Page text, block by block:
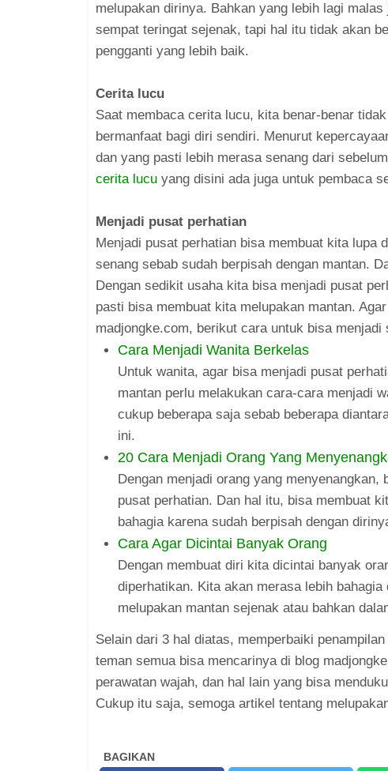
melupakan dirinya. Bahkan yang lebih lagi
sempat teringat sejenak, tapi hal itu tidak akan
pengganti yang lebih baik.
Cerita lucu
Saat membaca cerita lucu, kita benar-benar
bermanfaat bagi diri sendiri. Menurut
dan yang pasti lebih merasa senang dari
cerita lucu yang disini ada juga untuk pembaca
Menjadi pusat perhatian
Menjadi pusat perhatian bisa membuat kita lupa
senang sebab sudah berpisah dengan mantan.
Dengan sedikit usaha kita bisa menjadi pusat
pasti bisa membuat kita melupakan mantan.
madjongke.com, berikut cara untuk bisa menjadi
Cara Menjadi Wanita Berkelas
Untuk wanita, agar bisa menjadi pusat
mantan perlu melakukan cara-cara menjadi
cukup beberapa saja sebab beberapa
ini.
20 Cara Menjadi Orang Yang
Dengan menjadi orang yang
pusat perhatian. Dan hal itu, bisa membuat
bahagia karena sudah berpisah dengan
Cara Agar Dicintai Banyak Orang
Dengan membuat diri kita dicintai banyak
diperhatikan. Kita akan merasa lebih
melupakan mantan sejenak atau bahkan
Selain dari 3 hal diatas, memperbaiki
teman semua bisa mencarinya di blog
perawatan wajah, dan hal lain yang bisa
Cukup itu saja, semoga artikel tentang
BAGIKAN